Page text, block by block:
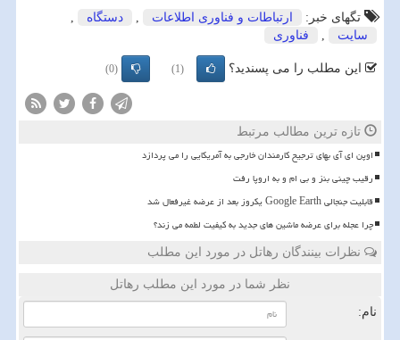
تگهای خبر:
ارتباطات و فناوری اطلاعات , دستگاه
,
سایت
, فناوری
این مطلب را می پسندید؟ (1)
(0)
تازه ترین مطالب مرتبط
اوپن ای آی بهای ترجیح کارمندان خارجی به آمریکایی را می پردازد
رقیب چینی بنز و بی ام و به اروپا رفت
قابلیت جنجالی Google Earth یکروز بعد از عرضه غیرفعال شد
چرا عجله برای عرضه ماشین های جدید به کیفیت لطمه می زند؟
نظرات بینندگان رهاتل در مورد این مطلب
نظر شما در مورد این مطلب رهاتل
نام: